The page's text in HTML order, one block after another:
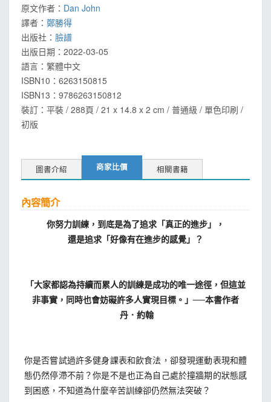
原文作者： Dan John
譯者： 鄭勝得
出版社： 臉譜
出版日期： 2022-03-05
語言： 繁體中文
ISBN10：6263150815
ISBN13： 9786263150812
裝訂：平裝 / 288頁 / 21 x 14.8 x 2 cm / 普通級 / 單色印刷 /
初版
圖書介紹 商家比價 相關書籍
內容簡介
你努力訓練，到底是為了追求「真正的進步」，
還是追求「好像有在進步的感覺」？
「大家都認為持續而累人的訓練是成功的唯一途徑，但這並
非事實，同時也會妨礙許多人實現目標。」──本書作者
丹．約翰
你是否嘗試過許多健身課表和飲食法，卻發現運動表現和體
態仍然停滯不前？你是不是也正為自己處於撞牆期的狀態感
到困惑，不知道為什麼辛苦訓練卻仍然無法突破？